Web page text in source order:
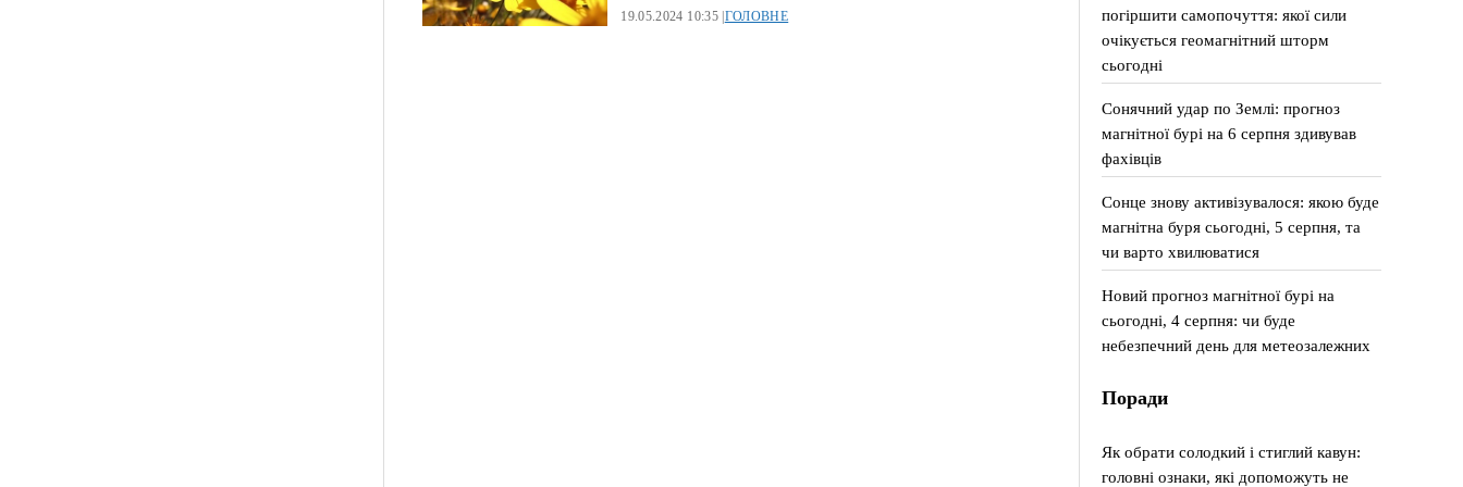
19.05.2024 10:35 |ГОЛОВНЕ
погіршити самопочуття: якої сили
очікується геомагнітний шторм
сьогодні
Сонячний удар по Землі: прогноз
магнітної бурі на 6 серпня здивував
фахівців
Сонце знову активізувалося: якою буде
магнітна буря сьогодні, 5 серпня, та
чи варто хвилюватися
Новий прогноз магнітної бурі на
сьогодні, 4 серпня: чи буде
небезпечний день для метеозалежних
Поради
Як обрати солодкий і стиглий кавун:
головні ознаки, які допоможуть не